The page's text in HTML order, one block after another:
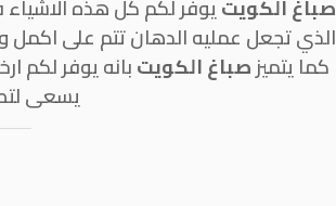
صباغ الكويتيوفر لكم كل هذه
الذي تجعل عمليه الدهان تتم على
كما يتميزصباغ الكويتبانه يوفر لكم
يسعى